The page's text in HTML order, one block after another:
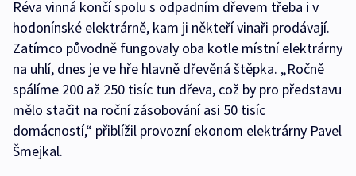
Réva vinná končí spolu s odpadním dřevem třeba i v
hodonínské elektrárně, kam ji někteří vinaři prodávají.
Zatímco původně fungovaly oba kotle místní elektrárny
na uhlí, dnes je ve hře hlavně dřevěná štěpka. „Ročně
spálíme 200 až 250 tisíc tun dřeva, což by pro představu
mělo stačit na roční zásobování asi 50 tisíc
domácností,“ přiblížil provozní ekonom elektrárny Pavel
Šmejkal.